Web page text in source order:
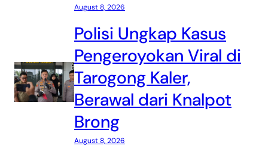
August 8, 2026
Polisi Ungkap Kasus
Pengeroyokan Viral di
Tarogong Kaler,
Berawal dari Knalpot
Brong
August 8, 2026